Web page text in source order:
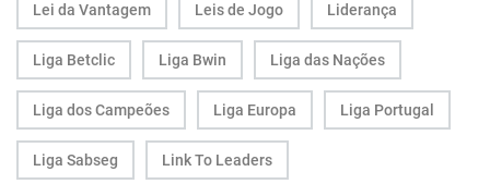
Lei da Vantagem Leis de Jogo Liderança
Liga Betclic Liga Bwin Liga das Nações
Liga dos Campeões Liga Europa Liga Portugal
Liga Sabseg Link To Leaders